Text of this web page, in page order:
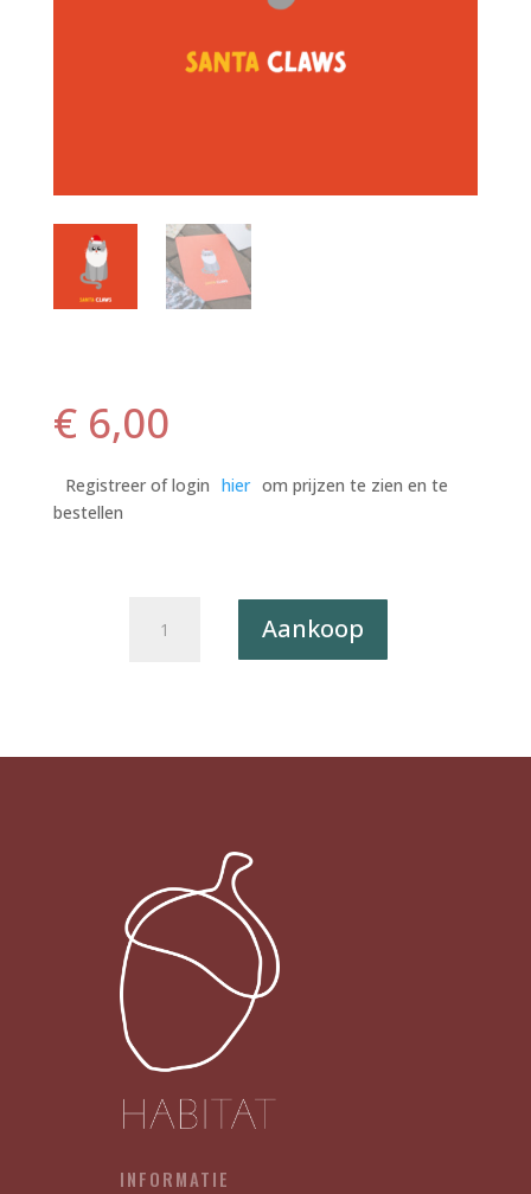
€6,00
Registreer of login hier om prijzen te zien en te
bestellen
Aankoop
INFORMATIE